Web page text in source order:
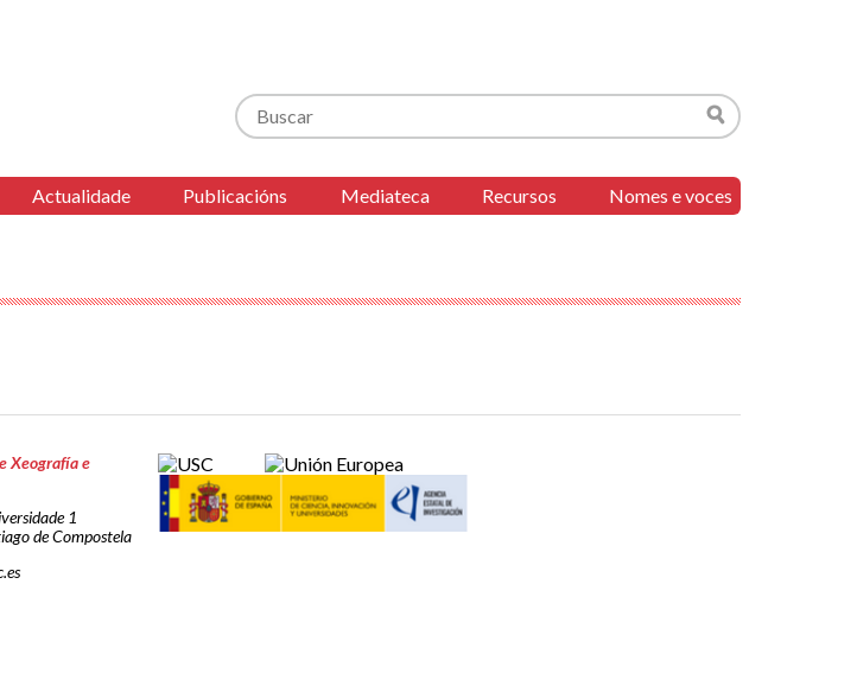
Buscar
Buscar
Actualidade Publicacións Mediateca Recursos Nomes e voces
Xeografía e
1
de Compostela